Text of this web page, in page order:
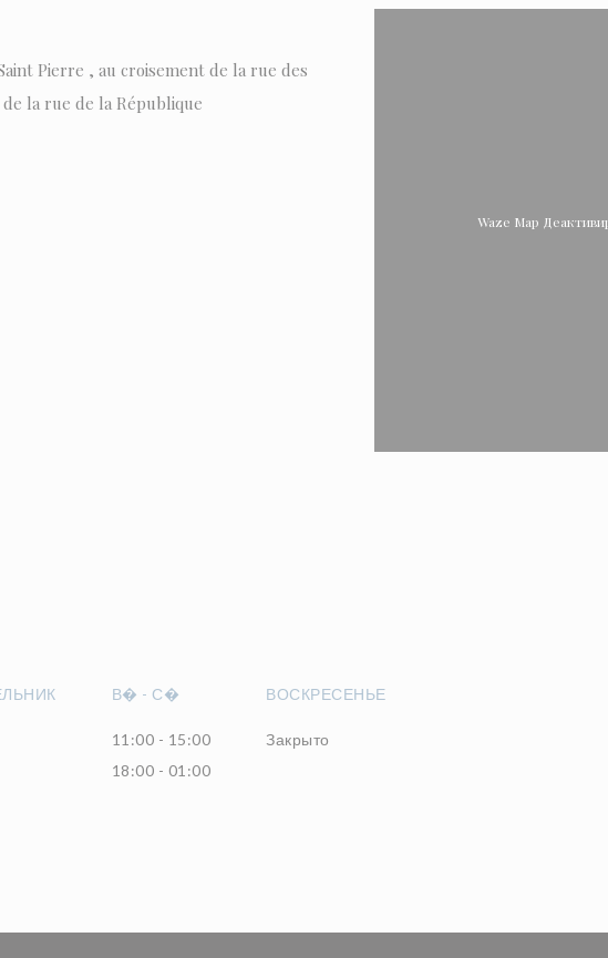
Pierre , au croisement de la rue des
la rue de la République
Waze Map
В� - С�
11:00 - 15:00
18:00 - 01:00
ВОСКРЕСЕНЬЕ
Закрыто